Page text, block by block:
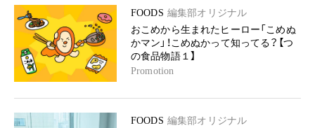
FOODS 編集部オリジナル
おこめから生まれたヒーロー「こめぬ
かマン」！こめぬかって知ってる？【つ
の食品物語１】
Promotion
FOODS 編集部オリジナル